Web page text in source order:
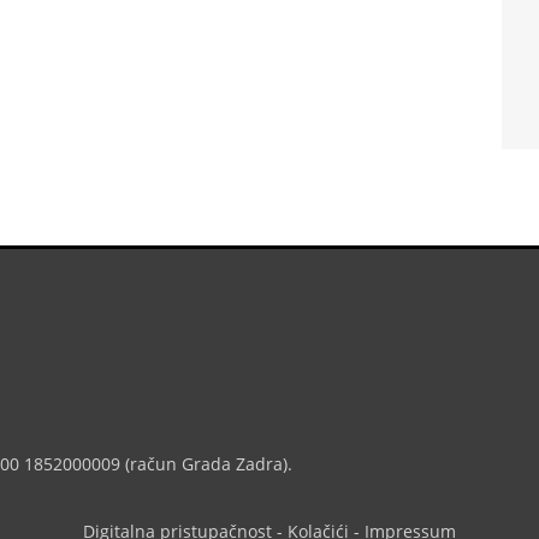
1852000009 (račun Grada Zadra).
Digitalna pristupačnost - Kolačići - Impressum